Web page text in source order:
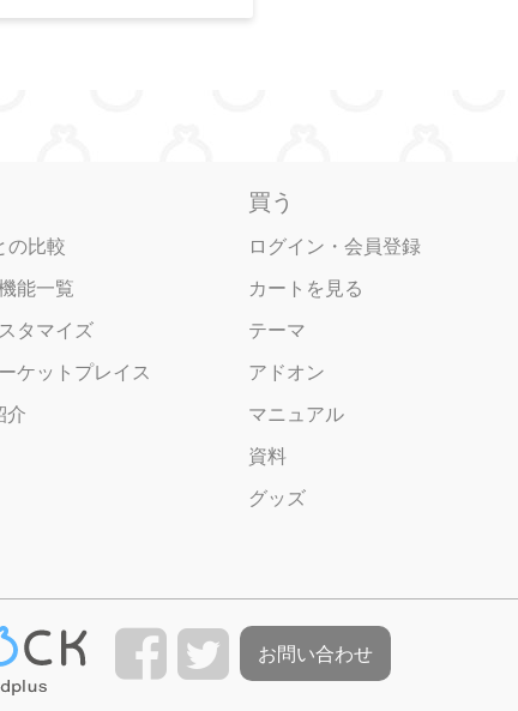
の比較
能一覧
タマイズ
ケットプレイス
介
買う
ログイン・会員登録
カートを見る
テーマ
アドオン
マニュアル
資料
グッズ
お問い合わせ